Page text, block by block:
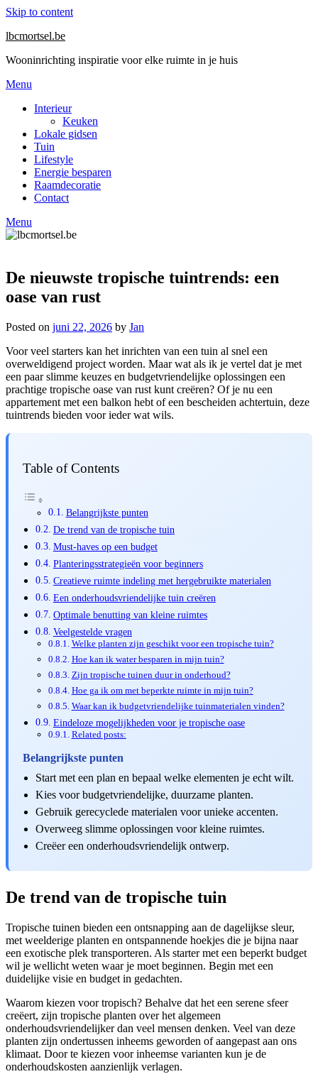
Skip to content
lbcmortsel.be
Wooninrichting inspiratie voor elke ruimte in je huis
Menu
Interieur
Keuken
Lokale gidsen
Tuin
Lifestyle
Energie besparen
Raamdecoratie
Contact
Menu
De nieuwste tropische tuintrends: een
oase van rust
Posted on juni 22, 2026 by Jan
Voor veel starters kan het inrichten van een tuin al snel een
overweldigend project worden. Maar wat als ik je vertel dat je met
een paar slimme keuzes en budgetvriendelijke oplossingen een
prachtige tropische oase van rust kunt creëren? Of je nu een
appartement met een balkon hebt of een bescheiden achtertuin, deze
tuintrends bieden voor ieder wat wils.
Table of Contents
Belangrijkste punten
De trend van de tropische tuin
Must-haves op een budget
Planteringsstrategieën voor beginners
Creatieve ruimte indeling met hergebruikte materialen
Een onderhoudsvriendelijke tuin creëren
Optimale benutting van kleine ruimtes
Veelgestelde vragen
Welke planten zijn geschikt voor een tropische tuin?
Hoe kan ik water besparen in mijn tuin?
Zijn tropische tuinen duur in onderhoud?
Hoe ga ik om met beperkte ruimte in mijn tuin?
Waar kan ik budgetvriendelijke tuinmaterialen vinden?
Eindeloze mogelijkheden voor je tropische oase
Related posts:
Belangrijkste punten
Start met een plan en bepaal welke elementen je echt wilt.
Kies voor budgetvriendelijke, duurzame planten.
Gebruik gerecyclede materialen voor unieke accenten.
Overweeg slimme oplossingen voor kleine ruimtes.
Creëer een onderhoudsvriendelijk ontwerp.
De trend van de tropische tuin
Tropische tuinen bieden een ontsnapping aan de dagelijkse sleur,
met weelderige planten en ontspannende hoekjes die je bijna naar
een exotische plek transporteren. Als starter met een beperkt budget
wil je wellicht weten waar je moet beginnen. Begin met een
duidelijke visie en budget in gedachten.
Waarom kiezen voor tropisch? Behalve dat het een serene sfeer
creëert, zijn tropische planten over het algemeen
onderhoudsvriendelijker dan veel mensen denken. Veel van deze
planten zijn ondertussen inheems geworden of aangepast aan ons
klimaat. Door te kiezen voor inheemse varianten kun je de
onderhoudskosten aanzienlijk verlagen.